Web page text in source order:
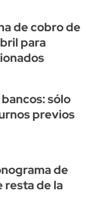
de cobro de
para
sólo
previos
de
resta de la